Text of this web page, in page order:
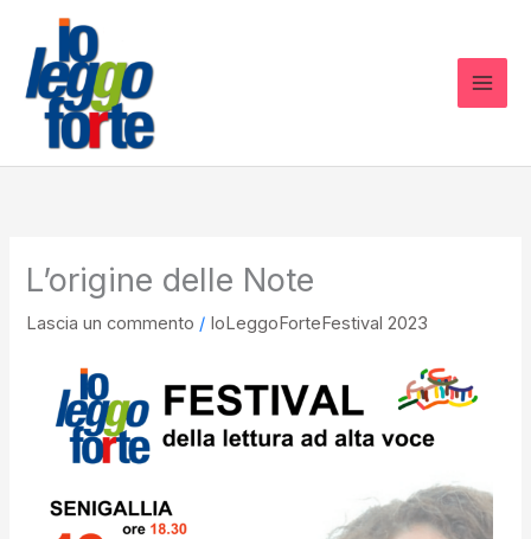
contenuto
L’origine delle Note
Lascia un commento / IoLeggoForteFestival 2023